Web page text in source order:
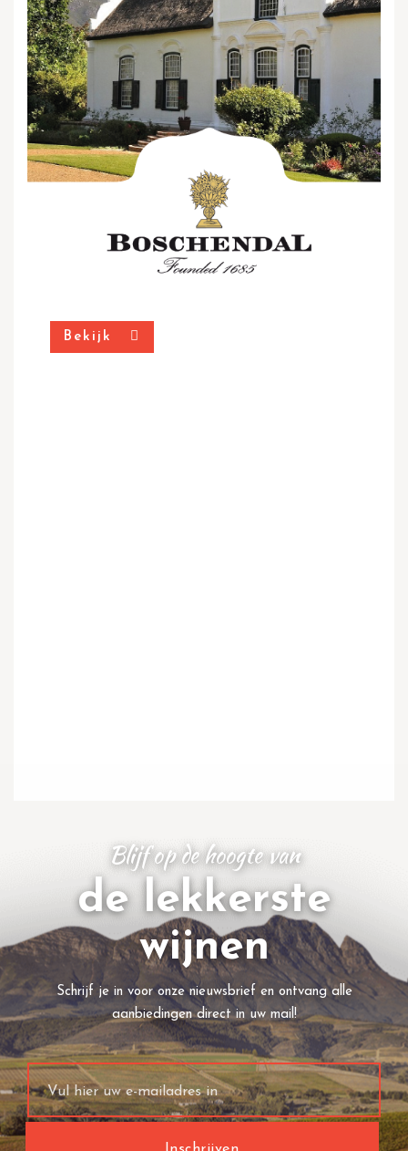
Bekijk
Blijf op de hoogte van
de lekkerste
wijnen
Schrijf je in voor onze nieuwsbrief en ontvang alle
aanbiedingen direct in uw mail!